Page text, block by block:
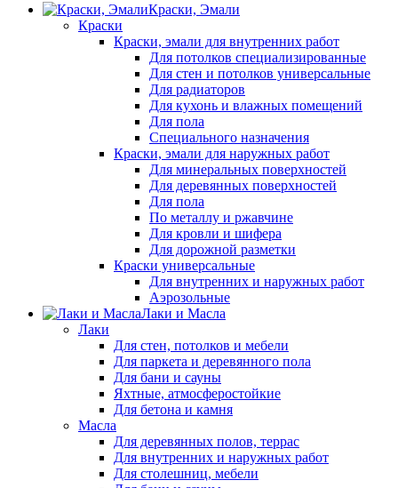
Краски, Эмали
Краски
Краски, эмали для внутренних работ
Для потолков специализированные
Для стен и потолков универсальные
Для радиаторов
Для кухонь и влажных помещений
Для пола
Специального назначения
Краски, эмали для наружных работ
Для минеральных поверхностей
Для деревянных поверхностей
Для пола
По металлу и ржавчине
Для кровли и шифера
Для дорожной разметки
Краски универсальные
Для внутренних и наружных работ
Аэрозольные
Лаки и Масла
Лаки
Для стен, потолков и мебели
Для паркета и деревянного пола
Для бани и сауны
Яхтные, атмосферостойкие
Для бетона и камня
Масла
Для деревянных полов, террас
Для внутренних и наружных работ
Для столешниц, мебели